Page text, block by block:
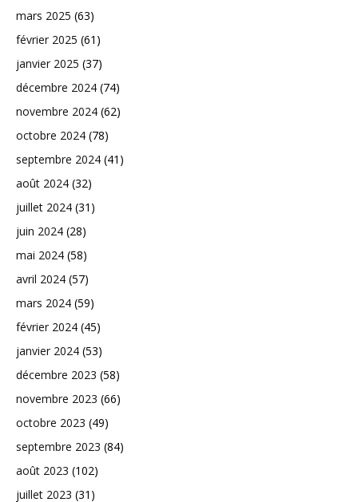
mars 2025 (63)
février 2025 (61)
janvier 2025 (37)
décembre 2024 (74)
novembre 2024 (62)
octobre 2024 (78)
septembre 2024 (41)
août 2024 (32)
juillet 2024 (31)
juin 2024 (28)
mai 2024 (58)
avril 2024 (57)
mars 2024 (59)
février 2024 (45)
janvier 2024 (53)
décembre 2023 (58)
novembre 2023 (66)
octobre 2023 (49)
septembre 2023 (84)
août 2023 (102)
juillet 2023 (31)